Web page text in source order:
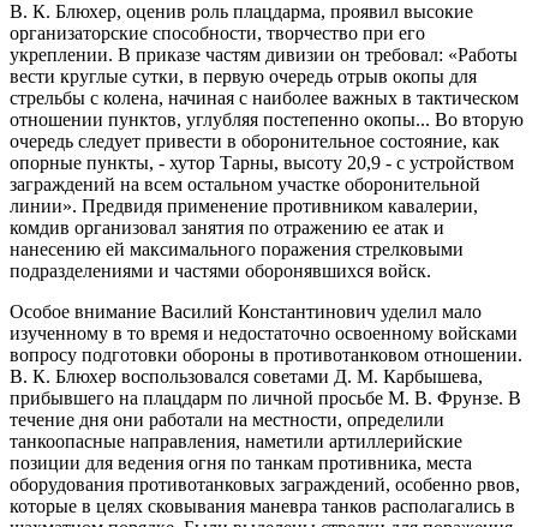
В. К. Блюхер, оценив роль плацдарма, проявил высокие
организаторские способности, творчество при его
укреплении. В приказе частям дивизии он требовал: «Работы
вести круглые сутки, в первую очередь отрыв окопы для
стрельбы с колена, начиная с наиболее важных в тактическом
отношении пунктов, углубляя постепенно окопы... Во вторую
очередь следует привести в оборонительное состояние, как
опорные пункты, - хутор Тарны, высоту 20,9 - с устройством
заграждений на всем остальном участке оборонительной
линии». Предвидя применение противником кавалерии,
комдив организовал занятия по отражению ее атак и
нанесению ей максимального поражения стрелковыми
подразделениями и частями оборонявшихся войск.
Особое внимание Василий Константинович уделил мало
изученному в то время и недостаточно освоенному войсками
вопросу подготовки обороны в противотанковом отношении.
В. К. Блюхер воспользовался советами Д. М. Карбышева,
прибывшего на плацдарм по личной просьбе М. В. Фрунзе. В
течение дня они работали на местности, определили
танкоопасные направления, наметили артиллерийские
позиции для ведения огня по танкам противника, места
оборудования противотанковых заграждений, особенно рвов,
которые в целях сковывания маневра танков располагались в